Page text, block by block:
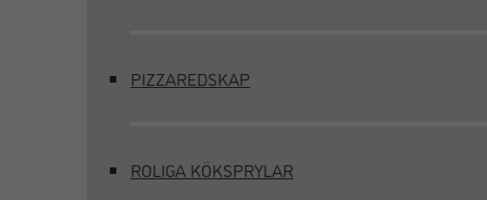
PIZZAREDSKAP
ROLIGA KÖKSPRYLAR